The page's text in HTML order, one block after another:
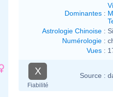
Dominantes :
Astrologie Chinoise :
Numérologie :
Vues :
X
Fiabilité
Source :